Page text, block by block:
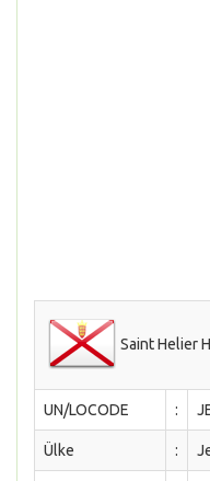
Saint Helier
UN/LOCODE :
Ülke :